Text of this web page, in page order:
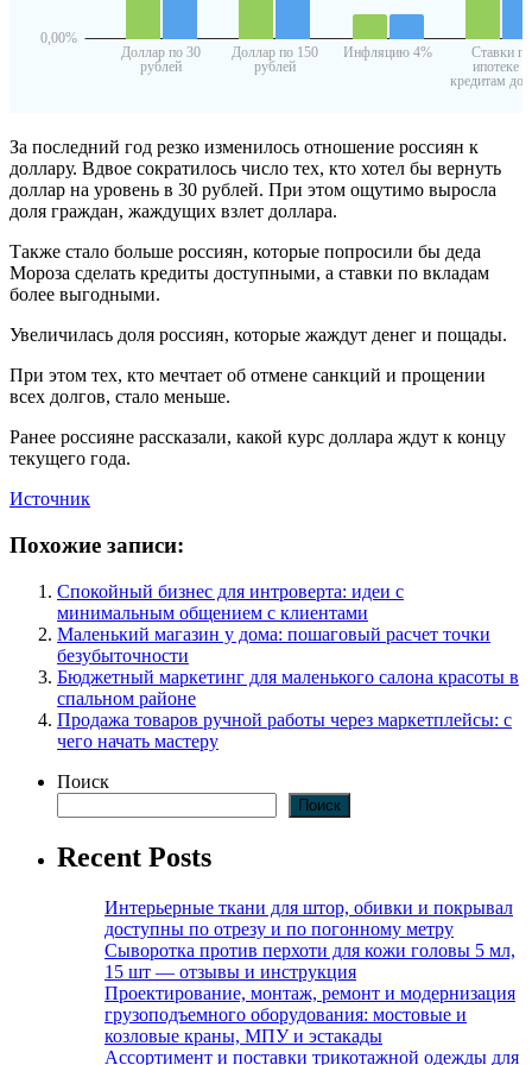
За последний год резко изменилось отношение россиян к
доллару. Вдвое сократилось число тех, кто хотел бы вернуть
доллар на уровень в 30 рублей. При этом ощутимо выросла
доля граждан, жаждущих взлет доллара.
Также стало больше россиян, которые попросили бы деда
Мороза сделать кредиты доступными, а ставки по вкладам
более выгодными.
Увеличилась доля россиян, которые жаждут денег и пощады.
При этом тех, кто мечтает об отмене санкций и прощении
всех долгов, стало меньше.
Ранее россияне рассказали, какой курс доллара ждут к концу
текущего года.
Источник
Похожие записи:
Спокойный бизнес для интроверта: идеи с
минимальным общением с клиентами
Маленький магазин у дома: пошаговый расчет точки
безубыточности
Бюджетный маркетинг для маленького салона красоты в
спальном районе
Продажа товаров ручной работы через маркетплейсы: с
чего начать мастеру
Поиск
Поиск
Recent Posts
Интерьерные ткани для штор, обивки и покрывал
доступны по отрезу и по погонному метру
Сыворотка против перхоти для кожи головы 5 мл,
15 шт — отзывы и инструкция
Проектирование, монтаж, ремонт и модернизация
грузоподъемного оборудования: мостовые и
козловые краны, МПУ и эстакады
Ассортимент и поставки трикотажной одежды для